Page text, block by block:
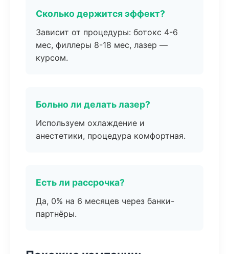
Сколько держится эффект?
Зависит от процедуры: ботокс 4-6
мес, филлеры 8-18 мес, лазер —
курсом.
Больно ли делать лазер?
Используем охлаждение и
анестетики, процедура комфортная.
Есть ли рассрочка?
Да, 0% на 6 месяцев через банки-
партнёры.